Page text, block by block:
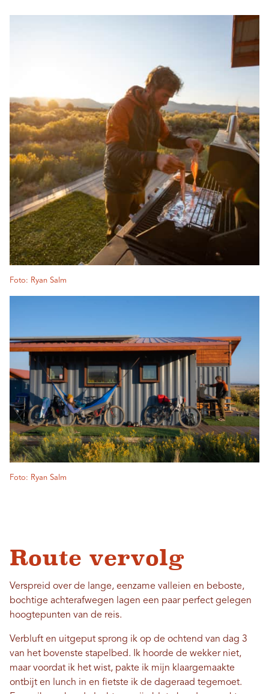
Foto: Ryan Salm
Foto: Ryan Salm
Route vervolg
Verspreid over de lange, eenzame valleien en beboste,
bochtige achterafwegen lagen een paar perfect gelegen
hoogtepunten van de reis.
Verbluft en uitgeput sprong ik op de ochtend van dag 3
van het bovenste stapelbed. Ik hoorde de wekker niet,
maar voordat ik het wist, pakte ik mijn klaargemaakte
ontbijt en lunch in en fietste ik de dageraad tegemoet.